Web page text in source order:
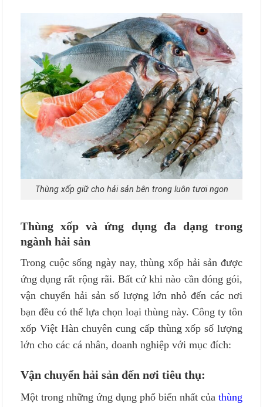
Thùng xốp giữ cho hải sản bên trong luôn tươi ngon
Thùng xốp và ứng dụng đa dạng trong
ngành hải sản
Trong cuộc sống ngày nay, thùng xốp hải sản được
ứng dụng rất rộng rãi. Bất cứ khi nào cần đóng gói,
vận chuyển hải sản số lượng lớn nhỏ đến các nơi
bạn đều có thể lựa chọn loại thùng này. Công ty tôn
xốp Việt Hàn chuyên cung cấp thùng xốp số lượng
lớn cho các cá nhân, doanh nghiệp với mục đích:
Vận chuyển hải sản đến nơi tiêu thụ:
Một trong những ứng dụng phổ biến nhất của thùng